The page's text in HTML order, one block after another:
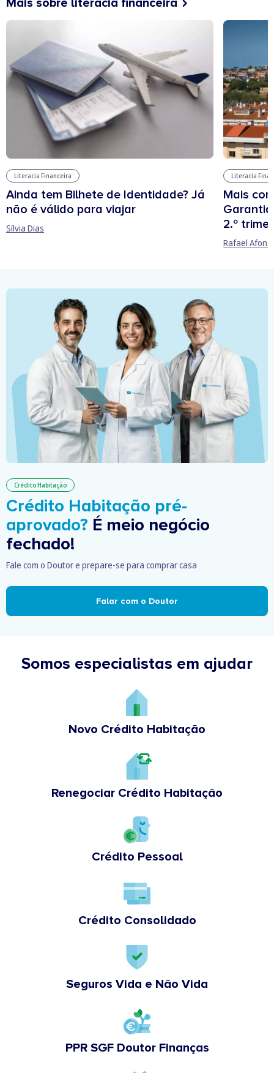
Mais sobre literacia financeira
Literacia Financeira
Ainda tem Bilhete de Identidade? Já
não é válido para viajar
Sílvia Dias
Literacia
Mais
2.º
Rafael
Crédito Habitação
Crédito Habitação pré-
aprovado? É meio negócio
fechado!
Fale com o Doutor e prepare-se para comprar casa
Falar com o Doutor
Somos especialistas em ajudar
Novo Crédito Habitação
Renegociar Crédito Habitação
Crédito Pessoal
Crédito Consolidado
Seguros Vida e Não Vida
PPR SGF Doutor Finanças